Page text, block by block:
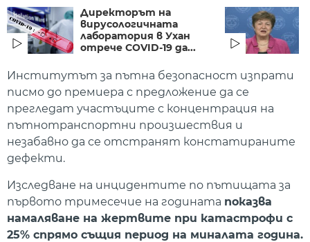
Директорът на
вирусологичната
лаборатория в Ухан
отрече COVID-19 да...
Институтът за пътна безопасност изпрати
писмо до премиера с предложение да се
прегледат участъците с концентрация на
пътнотранспортни произшествия и
незабавно да се отстранят констатираните
дефекти.
Изследване на инцидентите по пътищата за
първото тримесечие на годината показва
намаляване на жертвите при катастрофи с
25% спрямо същия период на миналата година.